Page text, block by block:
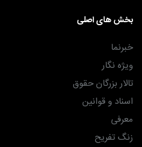
بخش های اصلی
خبرنما
ویژه نگار
تالار بزرگان حقوق
اسناد و قوانین
معرفی
زنگ تفریح